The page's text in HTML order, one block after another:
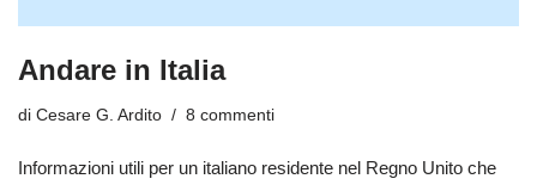
Andare in Italia
di Cesare G. Ardito 8 commenti
Informazioni utili per un italiano residente nel Regno Unito che